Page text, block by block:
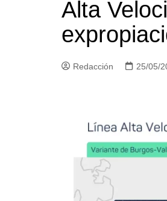
Alta
Redacción 25/05/